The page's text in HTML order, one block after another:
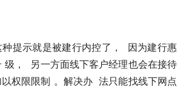
提示就是被建⾏内控了，  因为建⾏惠
级，  另⼀方面线下客户经理也会在接待
权限限制 。解决办  法只能找线下网点